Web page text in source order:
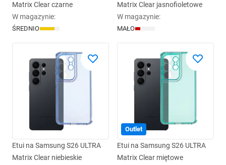
Matrix Clear czarne
W magazynie:
ŚREDNIO
Matrix Clear jasnofioletowe
W magazynie:
MAŁO
Etui na Samsung S26 ULTRA
Matrix Clear niebieskie
Outlet
Etui na Samsung S26 ULTRA
Matrix Clear miętowe